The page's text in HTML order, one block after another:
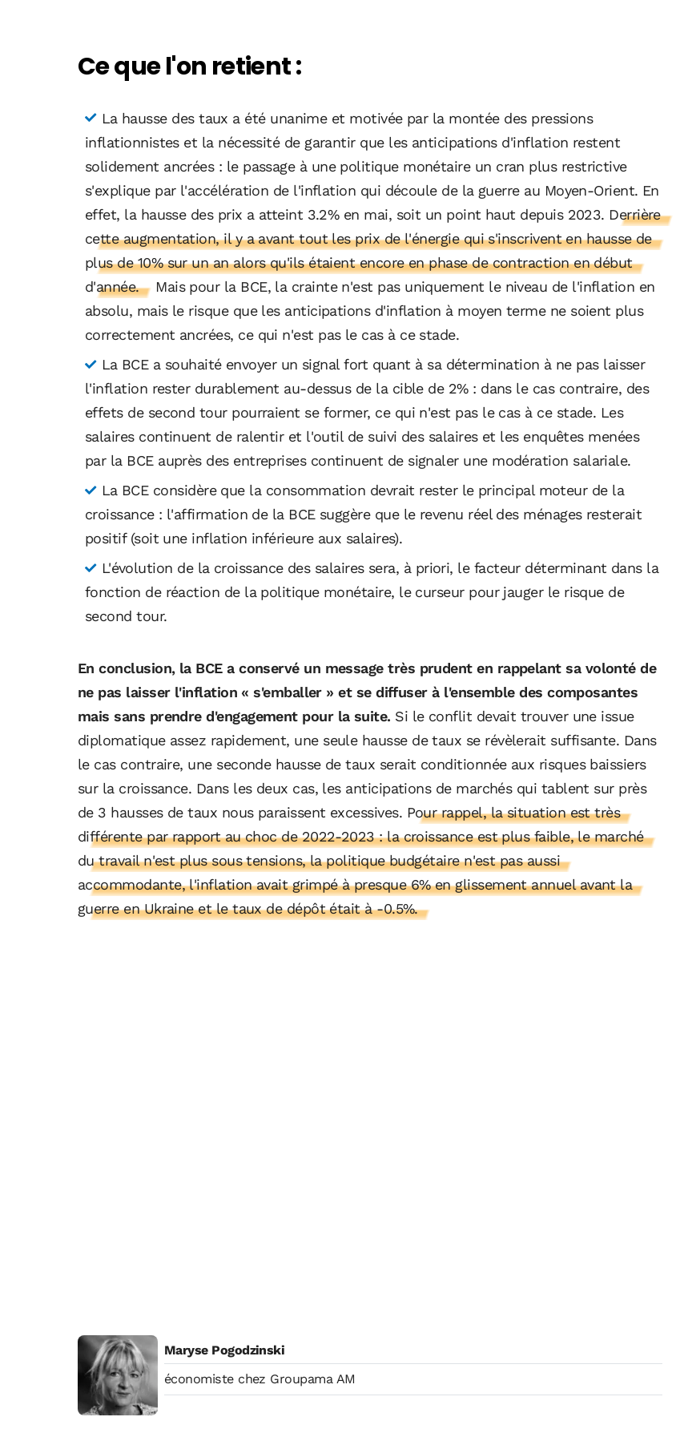
Ce que l'on retient :
La hausse des taux a été unanime et motivée par la montée des pressions
inflationnistes et la nécessité de garantir que les anticipations d'inflation restent
solidement ancrées : le passage à une politique monétaire un cran plus restrictive
s'explique par l'accélération de l'inflation qui découle de la guerre au Moyen-Orient. En
effet, la hausse des prix a atteint 3.2% en mai, soit un point haut depuis 2023. Derrière
cette augmentation, il y a avant tout les prix de l'énergie qui s'inscrivent en hausse de
plus de 10% sur un an alors qu'ils étaient encore en phase de contraction en début
d'année.
Mais pour la BCE, la crainte n'est pas uniquement le niveau de l'inflation en
absolu, mais le risque que les anticipations d'inflation à moyen terme ne soient plus
correctement ancrées, ce qui n'est pas le cas à ce stade.
La BCE a souhaité envoyer un signal fort quant à sa détermination à ne pas laisser
l'inflation rester durablement au-dessus de la cible de 2% : dans le cas contraire, des
effets de second tour pourraient se former, ce qui n'est pas le cas à ce stade. Les
salaires continuent de ralentir et l'outil de suivi des salaires et les enquêtes menées
par la BCE auprès des entreprises continuent de signaler une modération salariale.
La BCE considère que la consommation devrait rester le principal moteur de la
croissance : l'affirmation de la BCE suggère que le revenu réel des ménages resterait
positif (soit une inflation inférieure aux salaires).
L'évolution de la croissance des salaires sera, à priori, le facteur déterminant dans la
fonction de réaction de la politique monétaire, le curseur pour jauger le risque de
second tour.
En conclusion, la BCE a conservé un message très prudent en rappelant sa volonté de
ne pas laisser l'inflation « s'emballer » et se diffuser à l'ensemble des composantes
mais sans prendre d'engagement pour la suite. Si le conflit devait trouver une issue
diplomatique assez rapidement, une seule hausse de taux se révèlerait suffisante. Dans
le cas contraire, une seconde hausse de taux serait conditionnée aux risques baissiers
sur la croissance. Dans les deux cas, les anticipations de marchés qui tablent sur près
de 3 hausses de taux nous paraissent excessives. Pour rappel, la situation est très
différente par rapport au choc de 2022-2023 : la croissance est plus faible, le marché
du travail n'est plus sous tensions, la politique budgétaire n'est pas aussi
accommodante, l'inflation avait grimpé à presque 6% en glissement annuel avant la
guerre en Ukraine et le taux de dépôt était à -0.5%.
Maryse Pogodzinski
économiste chez Groupama AM